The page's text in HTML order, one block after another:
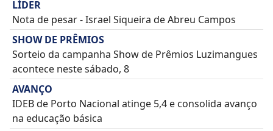
LÍDER
Nota de pesar - Israel Siqueira de Abreu Campos
SHOW DE PRÊMIOS
Sorteio da campanha Show de Prêmios Luzimangues
acontece neste sábado, 8
AVANÇO
IDEB de Porto Nacional atinge 5,4 e consolida avanço
na educação básica